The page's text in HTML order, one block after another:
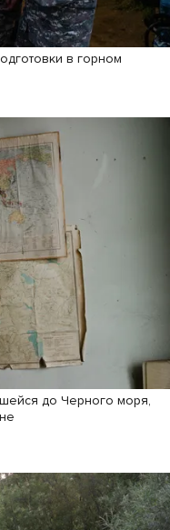
в горном
до Черного моря,